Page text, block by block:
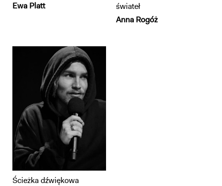
Ewa Platt
świateł
Anna Rogóż
Ścieżka dźwiękowa